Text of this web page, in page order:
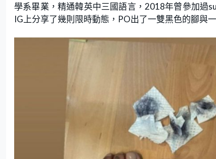
學系畢業，精通韓英中三國語言，2018年曾參加過
IG上分享了幾則限時動態，PO出了一雙黑色的腳與